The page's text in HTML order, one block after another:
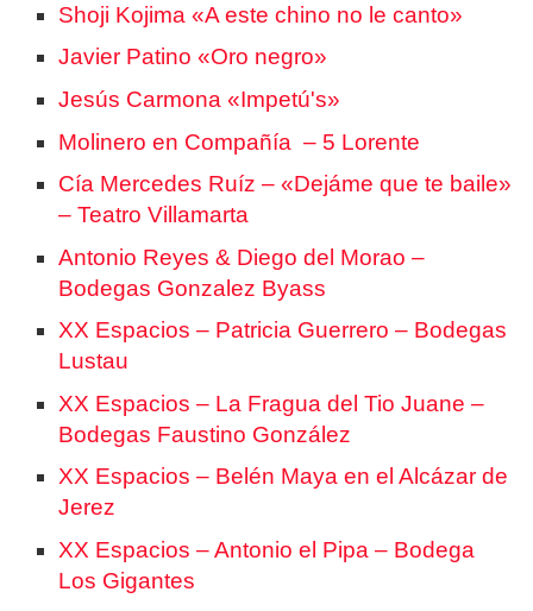
Shoji Kojima «A este chino no le canto»
Javier Patino «Oro negro»
Jesús Carmona «Impetú's»
Molinero en Compañía – 5 Lorente
Cía Mercedes Ruíz – «Dejáme que te baile»
– Teatro Villamarta
Antonio Reyes & Diego del Morao –
Bodegas Gonzalez Byass
XX Espacios – Patricia Guerrero – Bodegas
Lustau
XX Espacios – La Fragua del Tio Juane –
Bodegas Faustino González
XX Espacios – Belén Maya en el Alcázar de
Jerez
XX Espacios – Antonio el Pipa – Bodega
Los Gigantes